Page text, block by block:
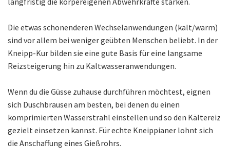
Die etwas schonenderen Wechselanwendungen (kalt/warm)
sind vor allem bei weniger geübten Menschen beliebt. In der
Kneipp-Kur bilden sie eine gute Basis für eine langsame
Reizsteigerung hin zu Kaltwasseranwendungen.
Wenn du die Güsse zuhause durchführen möchtest, eignen
sich Duschbrausen am besten, bei denen du einen
komprimierten Wasserstrahl einstellen und so den Kältereiz
gezielt einsetzen kannst. Für echte Kneippianer lohnt sich
die Anschaffung eines Gießrohrs.